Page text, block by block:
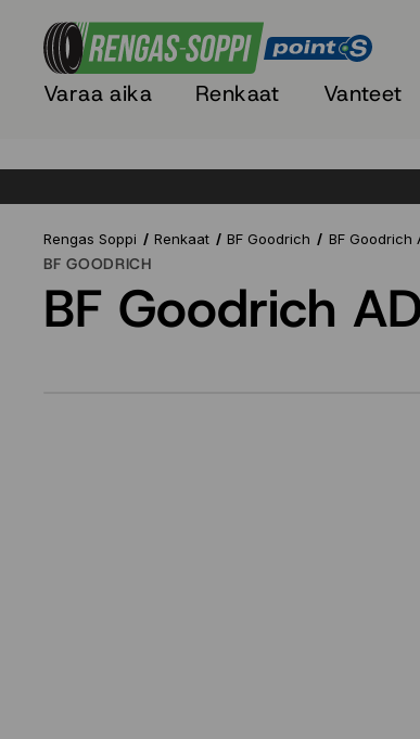
Varaa aika Renkaat Vanteet
Rengas Soppi Renkaat BF Goodrich BF Goodrich
BF GOODRICH
BF Goodrich